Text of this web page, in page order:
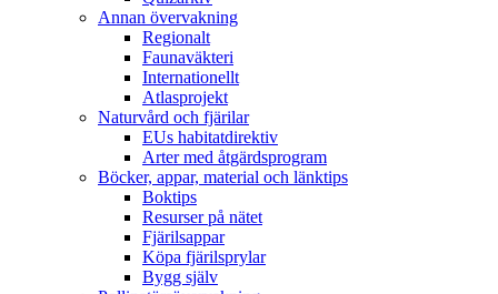
Annan övervakning
Regionalt
Faunaväkteri
Internationellt
Atlasprojekt
Naturvård och fjärilar
EUs habitatdirektiv
Arter med åtgärdsprogram
Böcker, appar, material och länktips
Boktips
Resurser på nätet
Fjärilsappar
Köpa fjärilsprylar
Bygg själv